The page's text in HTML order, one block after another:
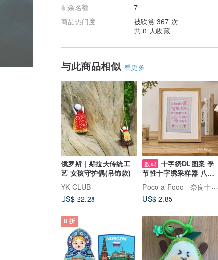
剩余名额
7
商品热门度
被欣赏 367 次
共 0 人收藏
与此商品相似 看更多
俄罗斯 | 斯拉夫传统工
艺 女孩守护偶(吊饰款)
YK CLUB
US$ 22.28
数码 十字绣DL图案 季
节性十字绣采样器 八月
烟火和鸡尾酒 刺绣图案
十字绣图案
Poco a Poco | 奈良十字绣
US$ 2.85
8 折